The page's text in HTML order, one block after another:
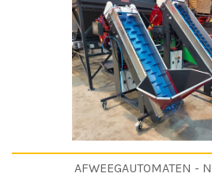
AFWEEGAUTOMATEN -